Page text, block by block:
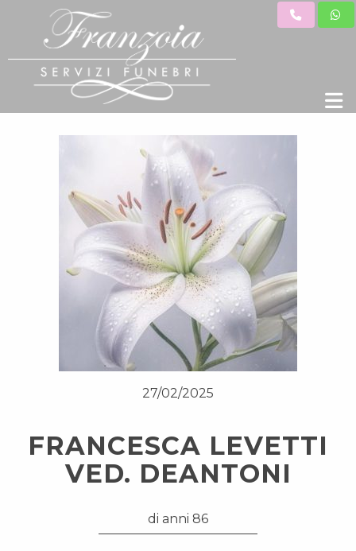
27/02/2025
FRANCESCA LEVETTI
VED. DEANTONI
di anni 86